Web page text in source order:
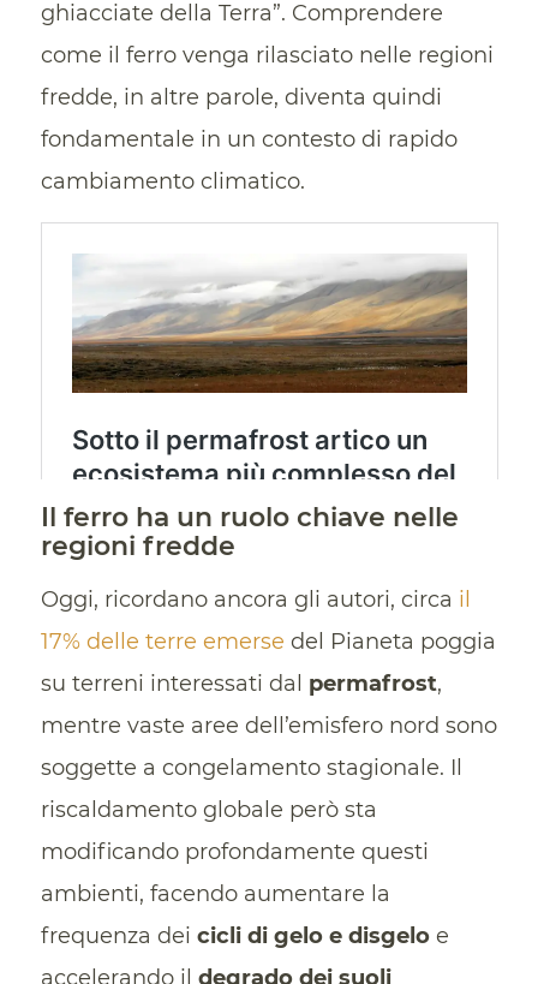
ghiacciate della Terra”. Comprendere
come il ferro venga rilasciato nelle regioni
fredde, in altre parole, diventa quindi
fondamentale in un contesto di rapido
cambiamento climatico.
Il ferro ha un ruolo chiave nelle
regioni fredde
Oggi, ricordano ancora gli autori, circa il
17% delle terre emerse del Pianeta poggia
su terreni interessati dal permafrost,
mentre vaste aree dell’emisfero nord sono
soggette a congelamento stagionale. Il
riscaldamento globale però sta
modificando profondamente questi
ambienti, facendo aumentare la
frequenza dei cicli di gelo e disgeloe
accelerando il degrado dei suoli